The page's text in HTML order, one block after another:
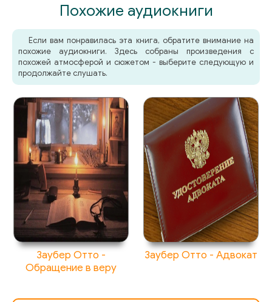
29
31
32
33
34
35
36
37
Похожие аудиокниги
Если вам понравилась эта книга, обратите внимание на
похожие аудиокниги. Здесь собраны произведения с
похожей атмосферой и сюжетом - выберите следующую и
продолжайте слушать.
Заубер Отто -
Обращение в веру
Заубер Отто - Адвокат